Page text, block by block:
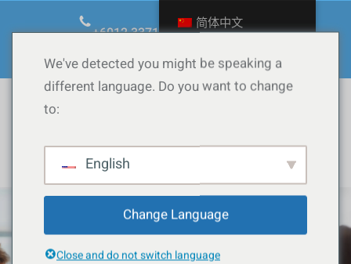
至
容
+6012.3371090
ask@calow.co
Facebook
YouTube
TikTok
Instagram
WordPress
简体中文
We've detected you might be speaking a
different language. Do you want to change
to:
English
Change Language
Close and do not switch language